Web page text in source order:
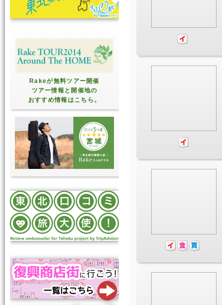
Rakeが無料ツアー開催
ツアー情報と開催地の
おすすめ情報はこちら。